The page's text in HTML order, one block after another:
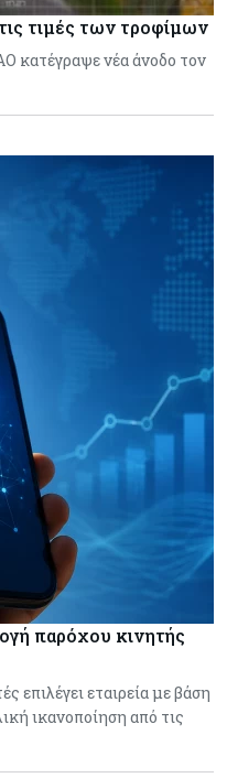
τιμές των τροφίμων
κατέγραψε νέα άνοδο τον
παρόχου κινητής
επιλέγει εταιρεία με βάση
ικανοποίηση από τις